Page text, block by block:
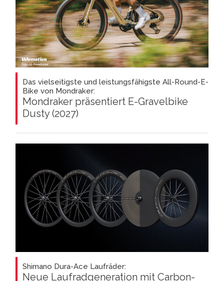
Das vielseitigste und leistungsfähigste All-Round-E-
Bike von Mondraker:
Mondraker präsentiert E-Gravelbike
Dusty (2027)
Shimano Dura-Ace Laufräder:
Neue Laufradgeneration mit Carbon-